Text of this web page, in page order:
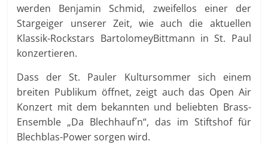
werden Benjamin Schmid, zweifellos einer der
Stargeiger unserer Zeit, wie auch die aktuellen
Klassik-Rockstars BartolomeyBittmann in St. Paul
konzertieren.
Dass der St. Pauler Kultursommer sich einem
breiten Publikum öffnet, zeigt auch das Open Air
Konzert mit dem bekannten und beliebten Brass-
Ensemble „Da Blechhauf´n“, das im Stiftshof für
Blechblas-Power sorgen wird.